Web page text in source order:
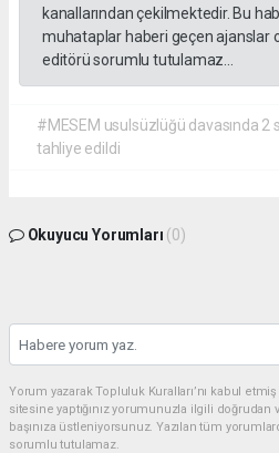
kanallarından çekilmektedir. Bu
muhataplar haberi geçen ajanslar
editörü sorumlu tutulamaz...
#MESEM usulsüzlüğü davasında 2
tahliye edildi
Okuyucu Yorumları (0)
Yorum yazarak Topluluk Kuralları’nı kabul
sitesine yaptığınız yorumunuzla ilgili
başınıza üstleniyorsunuz. Yazılan tüm
sorumlu tutulamaz.